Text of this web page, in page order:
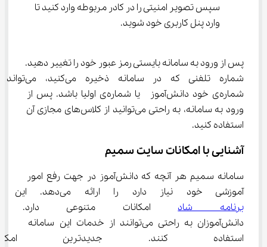
سپس تصویر امنیتی را در کادر مربوطه وارد کنید تا
وارد پنل کاربری خود شوید.
پس از ورود به سامانه بایستی رمز عبور خود را تغییر دهید.
شماره تلفنی که در سامانه ذخیره می‌کنید، می‌تواند
شماره‌ی خود دانش‌آموز  یا شماره‌ی اولیا باشد. پس از
ورود به سامانه، به راحتی می‌توانید از کلاس‌های مجازی آن
استفاده کنید.
آشنایی با امکانات سایت سمیم
سامانه سمیم هر آنچه که دانش‌آموز در جهت رفع امور
آموزشی خود نیاز دارد را ارائه می‌دهد. این سامانه همانند
برنامه شاد امکانات متنوعی دارد.
دانش‌آموزان به راحتی می‌توانند از خدمات این سامانه
استفاده کنند. جدیدترین